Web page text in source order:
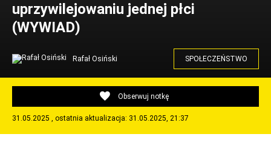
uprzywilejowaniu jednej płci
(WYWIAD)
Rafał Osiński SPOŁECZEŃSTWO
Obserwuj notkę
31.05.2025 , ostatnia aktualizacja: 31.05.2025, 21:37